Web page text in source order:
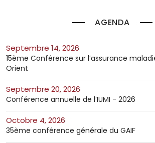
AGENDA
septembre 14, 2026
15ème Conférence sur l’assurance
Orient
septembre 20, 2026
Conférence annuelle de l’IUMI - 2026
octobre 4, 2026
35ème conférence générale du GAIF